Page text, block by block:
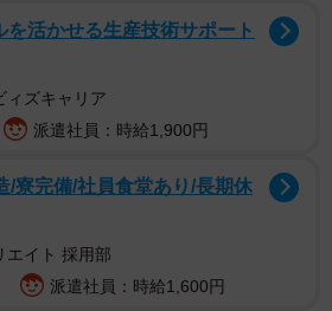
の割合／東京都教育委員会・2022年度「児
用状況調査」の結果について
press/press_release/2023/
ラブルも依然数多く起こっていま
ケースです。
求で高額請求
活かせる生産技術サポート
ィズキャリア
派遣社員：時給1,900円
/寮完備/社員食堂あり/長期休
エイト 採用部
派遣社員：時給1,600円